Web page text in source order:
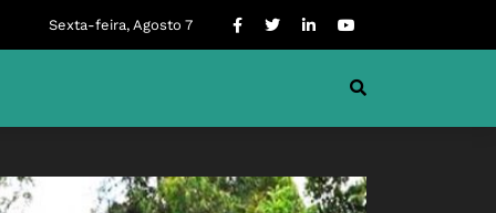
Sexta-feira, Agosto 7